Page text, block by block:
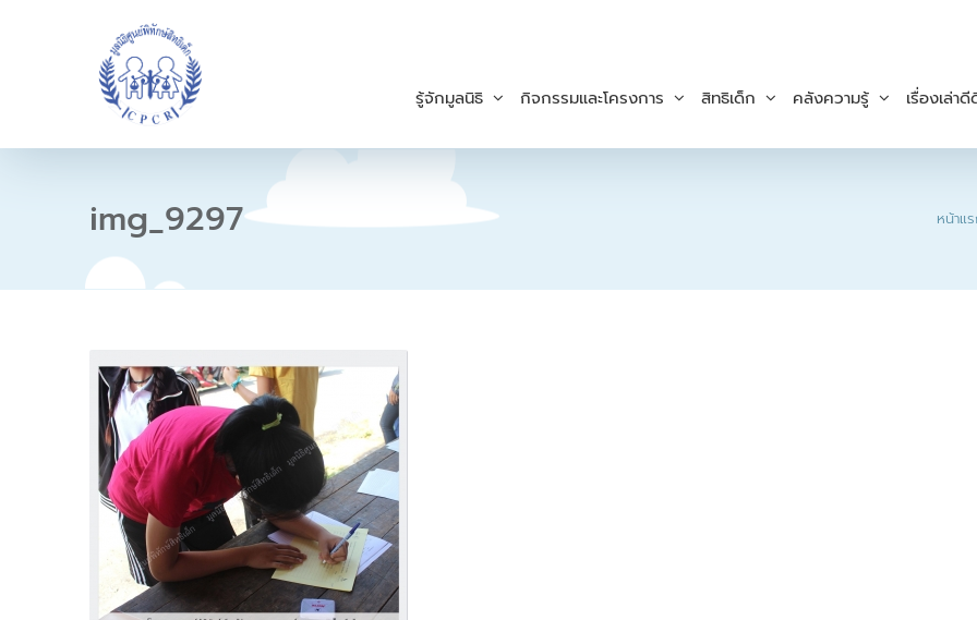
c
t
รู้จักมูลนิธิ กิจกรรมและโครงการ สิทธิเด็ก คลังความรู้ เรื่องเล่า
img_9297 หน้าแ